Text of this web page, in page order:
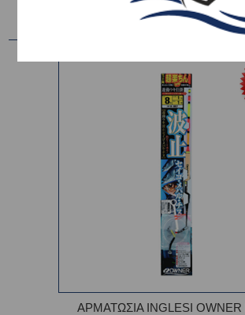
Ταξινόμηση ανά
ΑΡΜΑΤΩΣΙΑ INGLESI OWNER